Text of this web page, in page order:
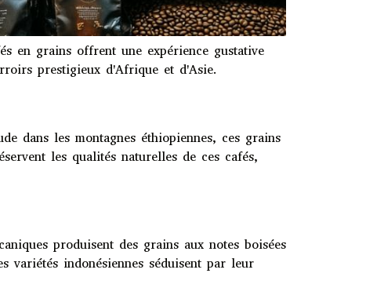
en grains offrent une expérience gustative
prestigieux d'Afrique et d'Asie.
dans les montagnes éthiopiennes, ces grains
les qualités naturelles de ces cafés,
produisent des grains aux notes boisées
variétés indonésiennes séduisent par leur